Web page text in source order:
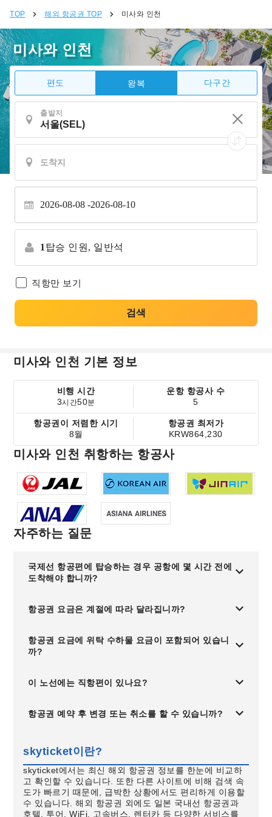
TOP 해외 항공권 TOP 미사와 인천
미사와 인천
편도 왕복 다구간
출발지
2026-08-08 2026-08-10
1 탑승 인원, 일반석
직항만 보기
검색
미사와 인천 기본 정보
비행 시간
3시간50분
운항 항공사 수
5
항공권이 저렴한 시기
8월
항공권 최저가
KRW864,230
미사와 인천 취항하는 항공사
자주하는 질문
국제선 항공편에 탑승하는 경우 공항에 몇 시간 전에
도착해야 합니까?
항공권 요금은 계절에 따라 달라집니까?
항공권 요금에 위탁 수하물 요금이 포함되어 있습니
까?
이 노선에는 직항편이 있나요?
항공권 예약 후 변경 또는 취소를 할 수 있습니까?
skyticket이란?
skyticket에서는 최신 해외 항공권 정보를 한눈에 비교하
고 확인할 수 있습니다. 또한 다른 사이트에 비해 검색 속
도가 빠르기 때문에, 급박한 상황에서도 편리하게 이용할
수 있습니다. 해외 항공권 외에도 일본 국내선 항공권과
호텔, 투어, WiFi, 고속버스, 렌터카 등 다양한 서비스를